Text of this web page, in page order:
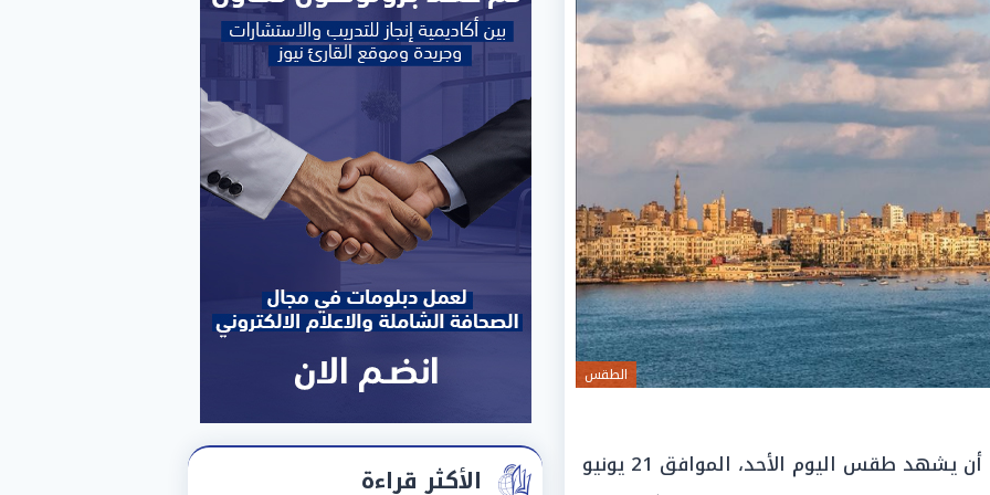
الطقس
تتوقع الهيئة العامة للأرصاد الجوية أن يشهد طقس اليوم الأحد، الموافق 21 يونيو
الأكثر قراءة